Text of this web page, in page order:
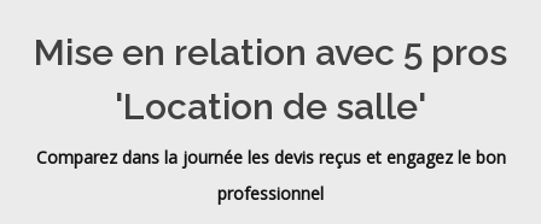
Mise en relation avec 5 pros
'Location de salle'
Comparez dans la journée les devis reçus et engagez le bon
professionnel